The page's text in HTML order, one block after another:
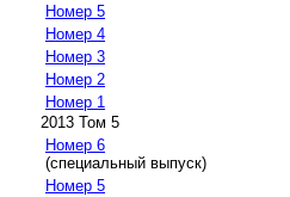
Номер 5
Номер 4
Номер 3
Номер 2
Номер 1
2013 Том 5
Номер 6
(специальный выпуск)
Номер 5